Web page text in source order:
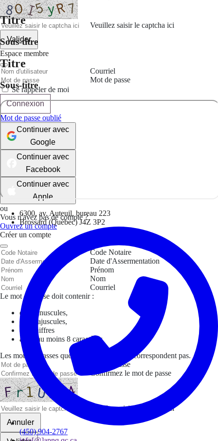
Titre
Sous-titre
Titre
Sous-titre
6300, av. Auteuil, bureau 223
Brossard (Québec) J4Z 3P2
(450) 904-2767
Veuillez saisir le captcha ici
Valider
Espace membre
Courriel
Mot de passe
Se rappeler de moi
Connexion
Mot de passe oublié
Continuer avec
Google
Continuer avec
Facebook
Continuer avec
Apple
ou
Vous n'avez pas de compte ?
Ouvrez un compte
Créer un compte
Code Notaire
Date d'Assermentation
Prénom
Nom
Courriel
Le mot de passe doit contenir :
des minuscules,
des majuscules,
des chiffres
avoir au moins 8 caractères
Les mots de passes que vous avez saisis ne correspondent pas.
Mot de passe
Confirmez le mot de passe
Veuillez saisir le captcha ici
Annuler